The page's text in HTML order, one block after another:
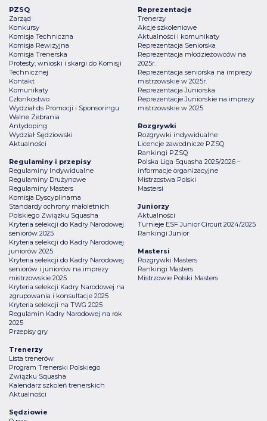
PZSQ
Zarząd
Konkursy
Komisja Techniczna
Komisja Rewizyjna
Komisja Trenerska
Protesty, wnioski i skargi do Komisji
Technicznej
Kontakt
Komunikaty
Członkostwo
Wydział ds Promocji i Sponsoringu
Walne Zebrania
Antydoping
Wydział Sędziowski
Aktualności
Reprezentacje
Trenerzy
Akcje szkoleniowe
Aktualności i komunikaty
Reprezentacja Seniorska
Reprezentacja młodzieżowców na
2025r.
Reprezentacja seniorska na imprezy
mistrzowskie w 2025r.
Reprezentacja Juniorska
Reprezentacje Juniorskie na imprezy
mistrzowskie w 2025
Rozgrywki
Rozgrywki indywidualne
Licencje zawodnicze PZSQ
Rankingi PZSQ
Polska Liga Squasha 2025/2026 –
informacje organizacyjne
Mistrzostwa Polski
Mastersi
Juniorzy
Aktualności
Turnieje ESF Junior Circuit 2024/2025
Rankingi Junior
Mastersi
Rozgrywki Masters
Rankingi Masters
Mistrzowie Polski Masters
Regulaminy i przepisy
Regulaminy Indywidualne
Regulaminy Drużynowe
Regulaminy Masters
Komisja Dyscyplinarna
Standardy ochrony małoletnich
Polskiego Związku Squasha
Kryteria selekcji do Kadry Narodowej
seniorów 2025
Kryteria selekcji do Kadry Narodowej
juniorów 2025
Kryteria selekcji do Kadry Narodowej
seniorów i juniorów na imprezy
mistrzowskie 2025
Kryteria selekcji Kadry Narodowej na
zgrupowania i konsultacje 2025
Kryteria selekcji na TWG 2025
Regulamin Kadry Narodowej na rok
2025
Przepisy gry
Trenerzy
Lista trenerów
Program Trenerski Polskiego
Związku Squasha
Kalendarz szkoleń trenerskich
Aktualności
Sędziowie